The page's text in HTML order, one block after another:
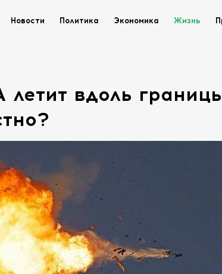
Новости Политика Экономика Жизнь
вдоль